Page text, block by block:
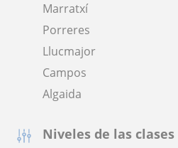
Marratxí
Porreres
Llucmajor
Campos
Algaida
Niveles de las clases